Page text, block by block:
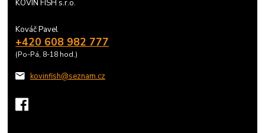
KOVIN FISH s.r.o.
Kováč Pavel
+420 608 982 777
(Po-Pá, 8-18 hod.)
kovinfish@seznam.cz